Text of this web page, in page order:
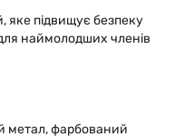
яке підвищує безпеку
наймолодших членів
метал, фарбований